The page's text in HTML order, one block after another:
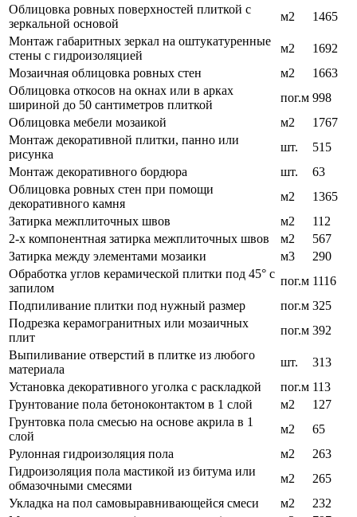
Облицовка ровных поверхностей плиткой с
зеркальной основой
м2
1465
Монтаж габаритных зеркал на оштукатуренные
стены с гидроизоляцией
м2
1692
Мозаичная облицовка ровных стен
м2
1663
Облицовка откосов на окнах или в арках
шириной до 50 сантиметров плиткой
пог.м 998
Облицовка мебели мозаикой
м2
1767
Монтаж декоративной плитки, панно или
рисунка
шт.
515
Монтаж декоративного бордюра
шт.
63
Облицовка ровных стен при помощи
декоративного камня
м2
1365
Затирка межплиточных швов
м2
112
2-х компонентная затирка межплиточных швов
м2
567
Затирка между элементами мозаики
м3
290
Обработка углов керамической плитки под 45° с
запилом
пог.м 1116
Подпиливание плитки под нужный размер
пог.м 325
Подрезка керамогранитных или мозаичных
плит
пог.м 392
Выпиливание отверстий в плитке из любого
материала
шт.
313
Установка декоративного уголка с раскладкой
пог.м 113
Грунтование пола бетоноконтактом в 1 слой
м2
127
Грунтовка пола смесью на основе акрила в 1
слой
м2
65
Рулонная гидроизоляция пола
м2
263
Гидроизоляция пола мастикой из битума или
обмазочными смесями
м2
265
Укладка на пол самовыравнивающейся смеси
м2
232